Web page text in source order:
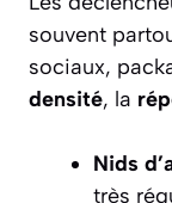
souvent
sociaux,
densité, la
Nids
très